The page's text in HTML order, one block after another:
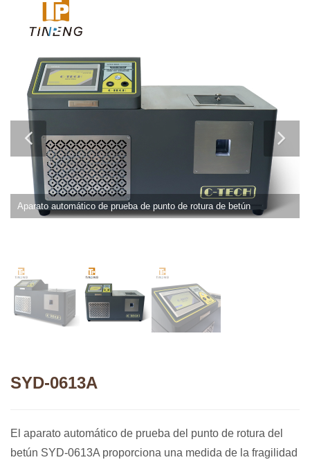
Aparato automático de prueba de punto de rotura de betún
SYD-0613A
El aparato automático de prueba del punto de rotura del
betún SYD-0613A proporciona una medida de la fragilidad